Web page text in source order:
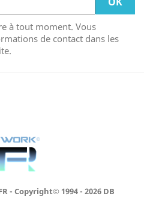
à tout moment. Vous
de contact dans les
- Copyright© 1994 - 2026 DB